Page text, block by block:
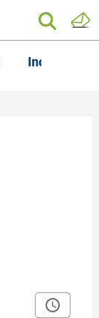
Inchieste